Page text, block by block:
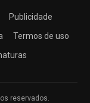
Publicidade
Termos de uso
reservados.